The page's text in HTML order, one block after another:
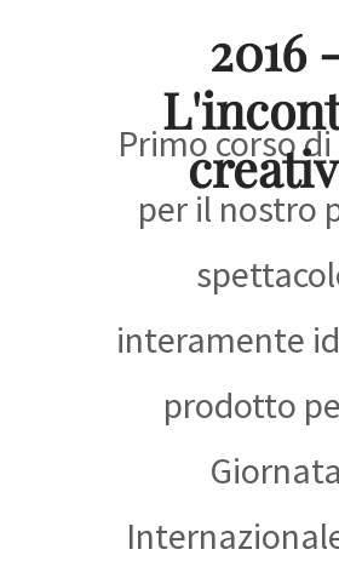
2016
Primo corso
per il nostro
interamente
prodotto
Giornata